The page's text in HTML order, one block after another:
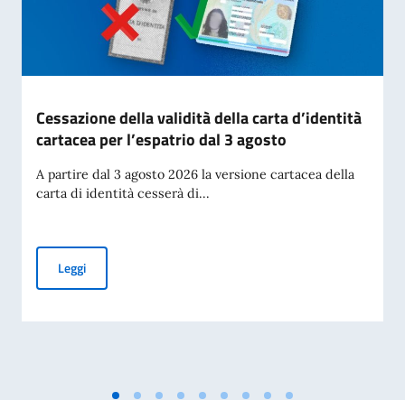
Cessazione della validità della carta d’identità
cartacea per l’espatrio dal 3 agosto
A partire dal 3 agosto 2026 la versione cartacea della
carta di identità cesserà di...
LeggiCessazione della validità della carta d’identità cartacea